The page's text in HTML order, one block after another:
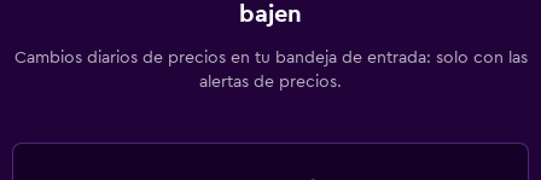
bajen
Cambios diarios de precios en tu bandeja de entrada: solo con las
alertas de precios.